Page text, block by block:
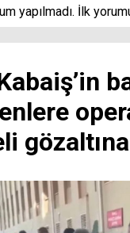
yapılmadı. İlk
gözaltına